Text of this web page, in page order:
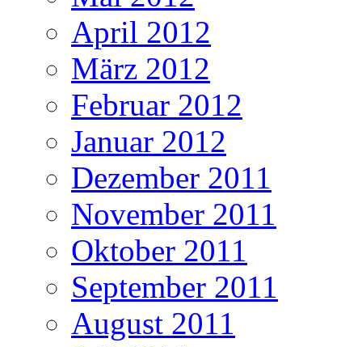
April 2012
März 2012
Februar 2012
Januar 2012
Dezember 2011
November 2011
Oktober 2011
September 2011
August 2011